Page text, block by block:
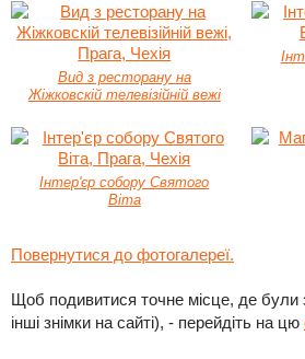
Вид з ресторану на
Жіжковскій телевізійній вежі
Інтер'єр собору Святого
Віта
Повернутися до фотогалереї.
Щоб подивитися точне місце, де були
інші знімки на сайті), - перейдіть на цю